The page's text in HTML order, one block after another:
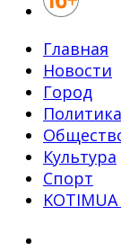
Главная
Новости
Город
Политика
Культура
Спорт